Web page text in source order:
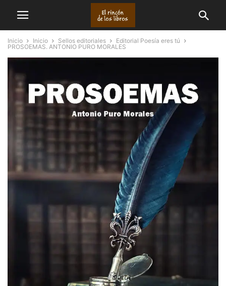
Inicio Inicio Sellos editoriales
Editorial Poesía eres tú
PROSOEMAS. ANTONIO PURO MORALES